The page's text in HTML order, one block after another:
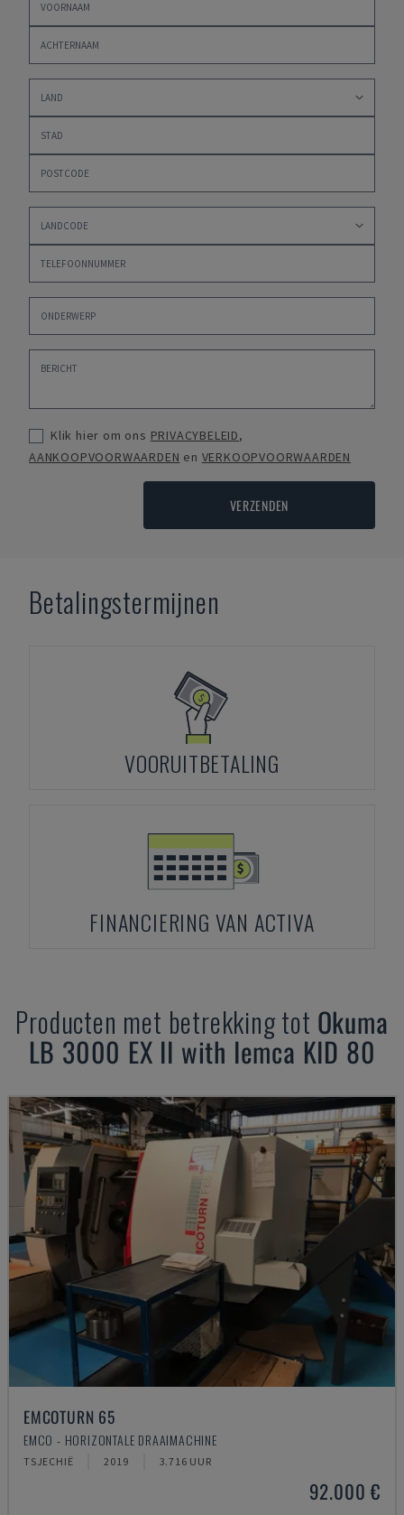
Klik hier om ons PRIVACYBELEID,
AANKOOPVOORWAARDEN en VERKOOPVOORWAARDEN
VERZENDEN
Betalingstermijnen
VOORUITBETALING
FINANCIERING VAN ACTIVA
Producten met betrekking tot Okuma
LB 3000 EX II with Iemca KID 80
EMCOTURN 65
EMCO - HORIZONTALE DRAAIMACHINE
TSJECHIË 2019 3.716 UUR
92.000 €